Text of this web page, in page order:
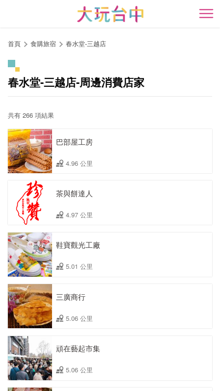
開
首頁 食購旅宿 春水堂-三越店
春水堂-三越店-周邊消費店家
共有 266 項結果
巴部屋工房
4.96 公里
茶與餅達人
4.97 公里
鞋寶觀光工廠
5.01 公里
三廣商行
5.06 公里
頑在藝起市集
5.06 公里